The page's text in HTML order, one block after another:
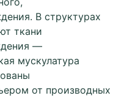
В структурах
ткани
—
мускулатура
от производных